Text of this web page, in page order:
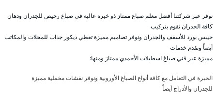
نوفر عبر شركتنا أفضل معلم صباغ ممتاز ذو خبرة عالية في صباغ رخيص للجدران ودهان
كافة الجدران نقوم بتركيب
جيبس بورد للأسقف والجدران ونوفر تصاميم مميزة تعطي ديكور جذاب للمحلات والمكاتب
أيضاً ونقدم خدمات
مميزة عبر فني صباغ اسطبلات الأحمدي ممتاز ومنها:
الخبرة في التعامل مع كافة أنواع الصباغ الأوروبية ونوفر نقشات مخملية مميزة
للجدران والأدراج أيضاً